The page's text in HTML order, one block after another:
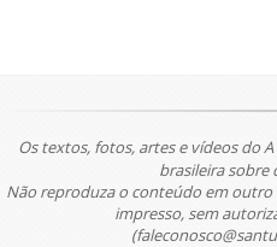
Os textos, fotos, artes e vídeos do
brasileira sobre
Não reproduza o conteúdo em
impresso, sem